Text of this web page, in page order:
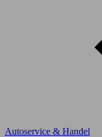
Autoservice & Handel